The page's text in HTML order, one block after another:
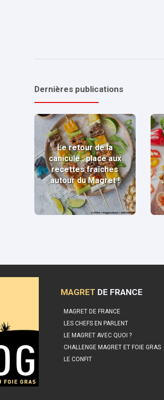
Dernières publications
Le retour de la
canicule : place aux
recettes fraîches
autour du Magret !
MAGRET DE FRANCE
MAGRET DE FRANCE
LES CHEFS EN PARLENT
LE MAGRET AVEC QUOI ?
CHALLENGE MAGRET ET FOIE GRAS
LE CONFIT